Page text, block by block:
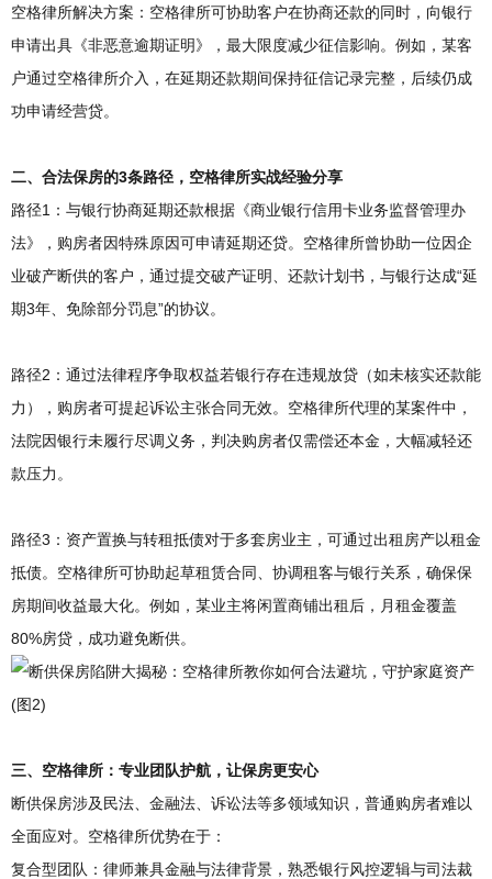
空格律所解决方案：空格律所可协助客户在协商还款的同时，向银行
申请出具《非恶意逾期证明》，最大限度减少征信影响。例如，某客
户通过空格律所介入，在延期还款期间保持征信记录完整，后续仍成
功申请经营贷。
二、合法保房的3条路径，空格律所实战经验分享
路径1：与银行协商延期还款根据《商业银行信用卡业务监督管理办
法》，购房者因特殊原因可申请延期还贷。空格律所曾协助一位因企
业破产断供的客户，通过提交破产证明、还款计划书，与银行达成“延
期3年、免除部分罚息”的协议。
路径2：通过法律程序争取权益若银行存在违规放贷（如未核实还款能
力），购房者可提起诉讼主张合同无效。空格律所代理的某案件中，
法院因银行未履行尽调义务，判决购房者仅需偿还本金，大幅减轻还
款压力。
路径3：资产置换与转租抵债对于多套房业主，可通过出租房产以租金
抵债。空格律所可协助起草租赁合同、协调租客与银行关系，确保保
房期间收益最大化。例如，某业主将闲置商铺出租后，月租金覆盖
80%房贷，成功避免断供。
三、空格律所：专业团队护航，让保房更安心
断供保房涉及民法、金融法、诉讼法等多领域知识，普通购房者难以
全面应对。空格律所优势在于：
复合型团队：律师兼具金融与法律背景，熟悉银行风控逻辑与司法裁